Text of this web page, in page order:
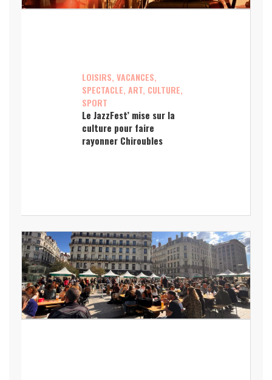
LOISIRS, VACANCES,
SPECTACLE, ART, CULTURE,
SPORT
Le JazzFest’ mise sur la
culture pour faire
rayonner Chiroubles